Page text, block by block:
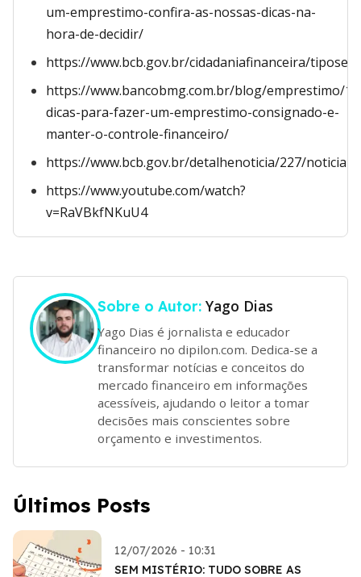
um-emprestimo-confira-as-nossas-dicas-na-
hora-de-decidir/
https://www.bcb.gov.br/cidadaniafinanceira/
https://www.bancobmg.com.br/blog/emprestimo/
dicas-para-fazer-um-emprestimo-consignado-e-
manter-o-controle-financeiro/
https://www.bcb.gov.br/detalhenoticia/227/noticia
https://www.youtube.com/watch?
v=RaVBkfNKuU4
Sobre o Autor: Yago Dias
Yago Dias é jornalista e educador
financeiro no dipilon.com. Dedica-se a
transformar notícias e conceitos do
mercado financeiro em informações
acessíveis, ajudando o leitor a tomar
decisões mais conscientes sobre
orçamento e investimentos.
Últimos Posts
12/07/2026 - 10:31
SEM MISTÉRIO: TUDO SOBRE AS